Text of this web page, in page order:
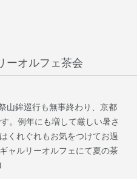
ーオルフェ茶会
山鉾巡行も無事終わり、京都
。例年にも増して厳しい暑さ
くれぐれもお気をつけてお過
ャルリーオルフェにて夏の茶